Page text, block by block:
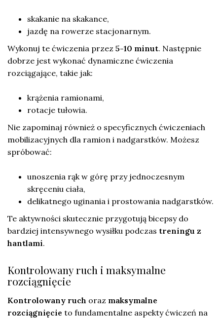
skakanie na skakance,
jazdę na rowerze stacjonarnym.
Wykonuj te ćwiczenia przez 5-10 minut. Następnie
dobrze jest wykonać dynamiczne ćwiczenia
rozciągające, takie jak:
krążenia ramionami,
rotacje tułowia.
Nie zapominaj również o specyficznych ćwiczeniach
mobilizacyjnych dla ramion i nadgarstków. Możesz
spróbować:
unoszenia rąk w górę przy jednoczesnym
skręceniu ciała,
delikatnego uginania i prostowania nadgarstków.
Te aktywności skutecznie przygotują bicepsy do
bardziej intensywnego wysiłku podczas treningu z
hantlami.
Kontrolowany ruch i maksymalne
rozciągnięcie
Kontrolowany ruch oraz maksymalne
rozciągnięcie to fundamentalne aspekty ćwiczeń na